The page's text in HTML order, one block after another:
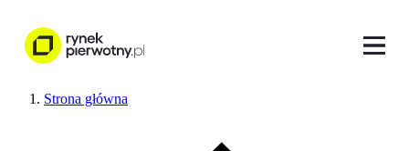
Strona główna